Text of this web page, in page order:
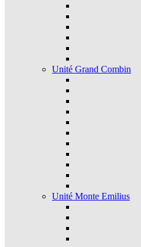
Unité Grand Combin
Unité Monte Emilius